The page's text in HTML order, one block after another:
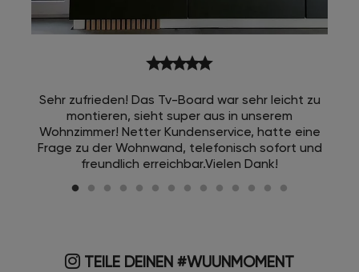
starstarstarstarstar
Sehr zufrieden! Das Tv-Board war sehr leicht zu
montieren, sieht super aus in unserem
Wohnzimmer! Netter Kundenservice, hatte eine
Frage zu der Wohnwand, telefonisch sofort und
freundlich erreichbar.Vielen Dank!
TEILE DEINEN #WUUNMOMENT